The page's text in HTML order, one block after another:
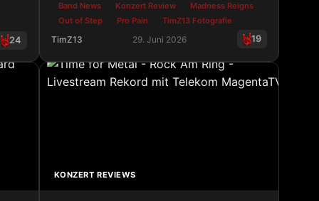
24
im LGH Wacken
Band News Konzert Review
Madness Reigns
Out of Step
Pro Pain TimZ13 Fotografie
TimZ13 29. Juni 2026 19
Z13 Fotografie - Heißer Ritt im Riders Cafe –
KONZERT REVIEWS